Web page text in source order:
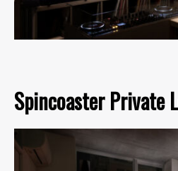
Spincoaster Private